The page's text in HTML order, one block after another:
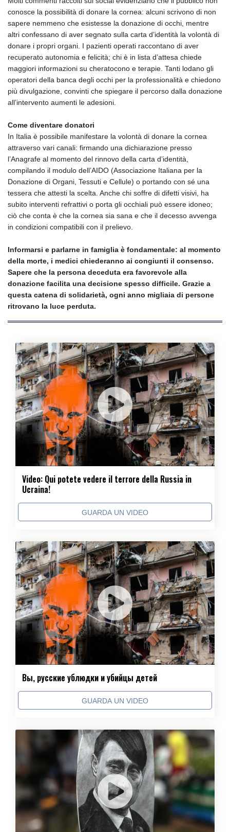
conosce la possibilità di donare la cornea: alcuni scrivono di non
sapere nemmeno che esistesse la donazione di occhi, mentre
altri confessano di aver segnato sulla carta d’identità la volontà di
donare i propri organi. I pazienti operati raccontano di aver
recuperato autonomia e felicità; chi è in lista d’attesa chiede
maggiori informazioni su cheratocono e terapie. Tanti lodano gli
operatori della banca degli occhi per la professionalità e chiedono
più divulgazione, convinti che spiegare il percorso dalla donazione
all’intervento aumenti le adesioni.
Come diventare donatori
In Italia è possibile manifestare la volontà di donare la cornea
attraverso vari canali: firmando una dichiarazione presso
l’Anagrafe al momento del rinnovo della carta d’identità,
compilando il modulo dell’AIDO (Associazione Italiana per la
Donazione di Organi, Tessuti e Cellule) o portando con sé una
tessera che attesti la scelta. Anche chi soffre di difetti visivi, ha
subito interventi refrattivi o porta gli occhiali può essere idoneo;
ciò che conta è che la cornea sia sana e che il decesso avvenga
in condizioni compatibili con il prelievo.
Informarsi e parlarne in famiglia è fondamentale: al momento
della morte, i medici chiederanno ai congiunti il consenso.
Sapere che la persona deceduta era favorevole alla
donazione facilita una decisione spesso difficile. Grazie a
questa catena di solidarietà, ogni anno migliaia di persone
ritrovano la luce perduta.
Video: Qui potete vedere il terrore della Russia in
Ucraina!
GUARDA UN VIDEO
Вы, русские ублюдки и убийцы детей
GUARDA UN VIDEO